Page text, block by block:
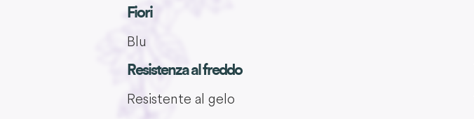
Fiori
Blu
Resistenza al freddo
Resistente al gelo